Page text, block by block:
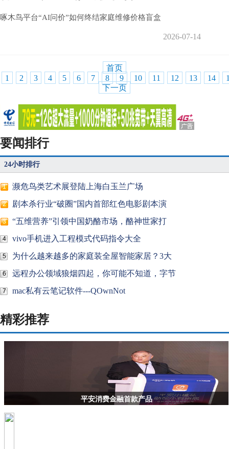
啄木鸟平台“AI问价”如何终结家庭维修价格盲盒
2026-07-14
首页
1
2 3 4 5 6 7 8 9 10 11 12 13 14
下一页
要闻排行
24小时排行
1 濒危鸟类艺术展登陆上海白玉兰广场
2 剧本杀行业“破圈”国内首部红色电影剧本演
3 “五维营养”引领中国奶酪市场，酪神世家打
4 vivo手机进入工程模式代码指令大全
5 为什么越来越多的家庭装全屋智能家居？3大
6 远程办公领域狼烟四起，你可能不知道，字节
7 mac私有云笔记软件---QOwnNot
精彩推荐
平安消费金融首款产品